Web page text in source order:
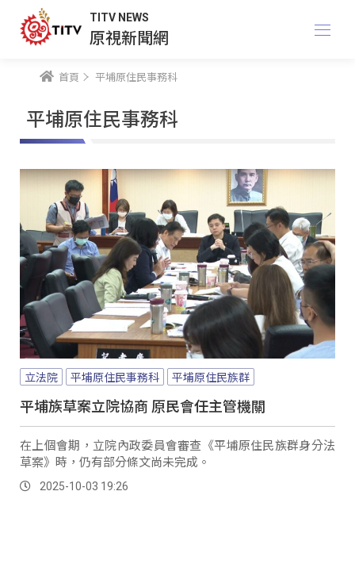
TITV NEWS
原視新聞網
首頁 平埔原住民事務科
平埔原住民事務科
立法院 平埔原住民事務科 平埔原住民族群
平埔族草案立院協商 原民會任主管機關
在上個會期，立院內政委員會審查《平埔原住民族群身分法
草案》時，仍有部分條文尚未完成。
2025-10-03 19:26